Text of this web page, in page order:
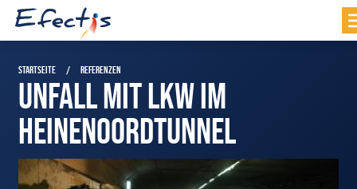
STARTSEITE REFERENZEN
UNFALL MIT LKW IM
HEINENOORDTUNNEL